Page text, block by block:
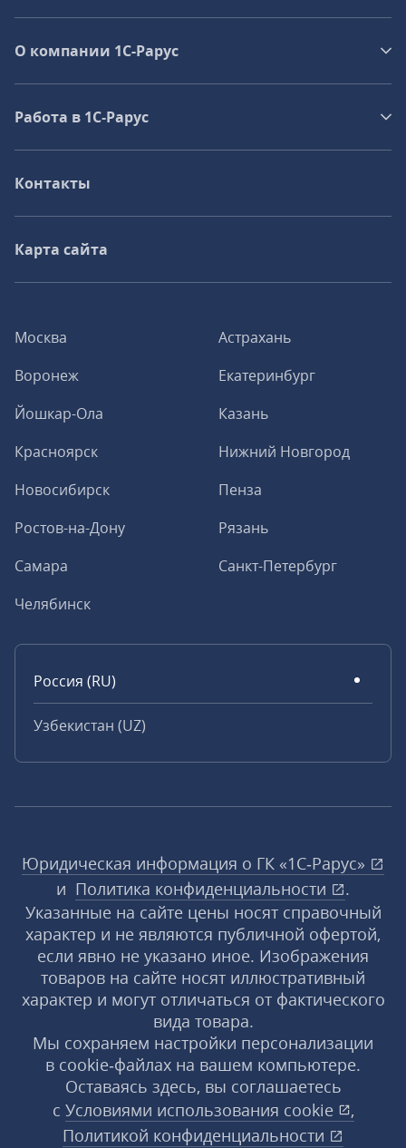
Москва
Астрахань
Воронеж
Екатеринбург
Йошкар-Ола
Казань
Красноярск
Нижний Новгород
Новосибирск
Пенза
Ростов-на-Дону
Рязань
Самара
Санкт-Петербург
Челябинск
Россия (RU)
Узбекистан (UZ)
О компании 1C-Рарус
Работа в 1С‑Рарус
Контакты
Карта сайта
Юридическая информация о ГК «1С‑Рарус»
и Политика конфиденциальности
.
Указанные на сайте цены носят справочный
характер и не являются публичной офертой,
если явно не указано иное. Изображения
товаров на сайте носят иллюстративный
характер и могут отличаться от фактического
вида товара.
Мы сохраняем настройки персонализации
в cookie‑файлах на вашем компьютере.
Оставаясь здесь, вы соглашаетесь
с Условиями использования cookie
,
Политикой конфиденциальности